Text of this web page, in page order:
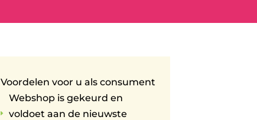
Voordelen voor u als consument
E
Webshop is gekeurd en
voldoet aan de nieuwste